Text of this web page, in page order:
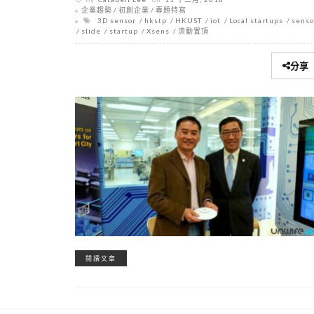
企業趨勢
初創企業
專題特寫
3D sensor
hkstp HKUST iot Local startups
slide
startup Xsens 流動置頂
分享
閱讀文章